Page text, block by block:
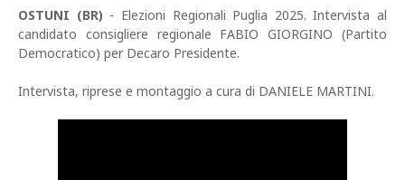
OSTUNI (BR) - Elezioni Regionali Puglia 2025. Intervista al
candidato consigliere regionale FABIO GIORGINO (Partito
Democratico) per Decaro Presidente.
Intervista, riprese e montaggio a cura di DANIELE MARTINI.